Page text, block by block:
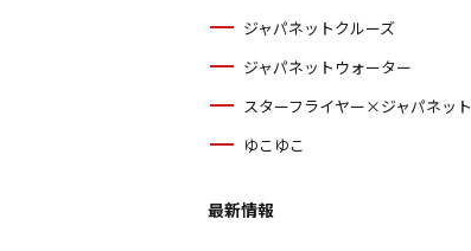
ジャパネットクルーズ
ジャパネットウォーター
スターフライヤー×ジャパネット
ゆこゆこ
最新情報